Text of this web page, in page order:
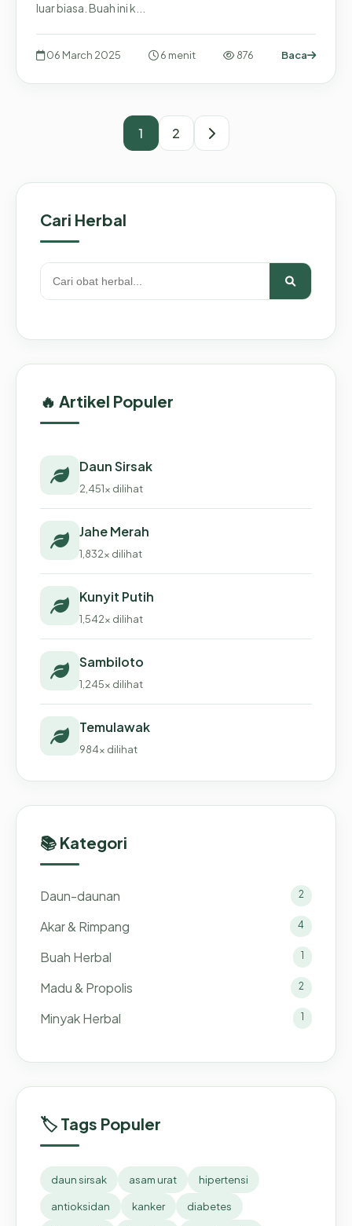
luar biasa. Buah ini k...
06 March 2025 6 menit 876 Baca
1 2
Cari Herbal
🔥 Artikel Populer
Daun Sirsak
2,451x dilihat
Jahe Merah
1,832x dilihat
Kunyit Putih
1,542x dilihat
Sambiloto
1,245x dilihat
Temulawak
984x dilihat
📚 Kategori
Daun-daunan 2
Akar & Rimpang 4
Buah Herbal 1
Madu & Propolis 2
Minyak Herbal 1
🏷️ Tags Populer
daun sirsak asam urat hipertensi
antioksidan kanker diabetes